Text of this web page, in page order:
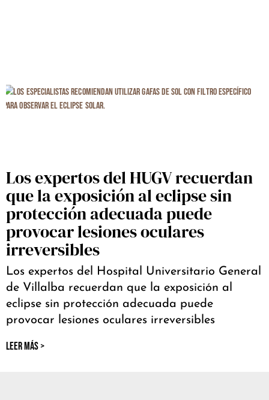
Los expertos del HUGV recuerdan
que la exposición al eclipse sin
protección adecuada puede
provocar lesiones oculares
irreversibles
Los expertos del Hospital Universitario General
de Villalba recuerdan que la exposición al
eclipse sin protección adecuada puede
provocar lesiones oculares irreversibles
LEER MÁS >